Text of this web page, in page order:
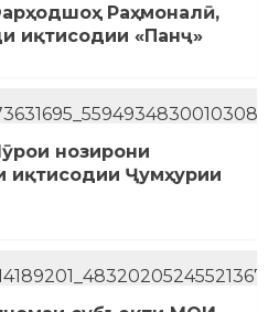
Раҳмоналӣ,
иқтисодии «Панҷ»
нозирони
иқтисодии Ҷумҳурии